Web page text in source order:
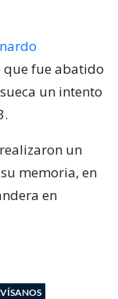
que fue abatido
un intento
un
memoria, en
en